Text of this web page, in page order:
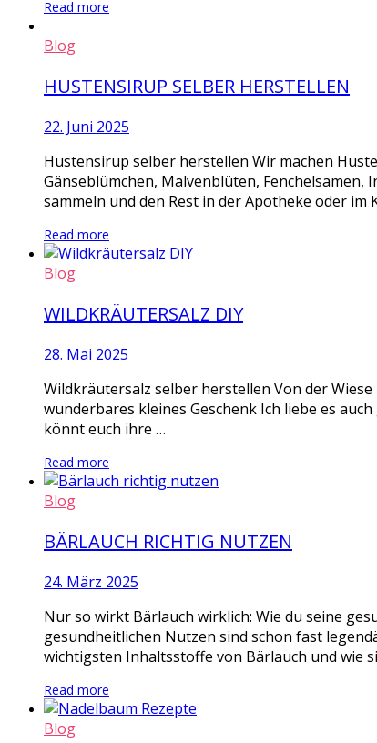
Read more
Blog
HUSTENSIRUP SELBER HERSTELLEN
22. Juni 2025
Hustensirup selber herstellen Wir machen
Gänseblümchen, Malvenblüten,
sammeln und den Rest in der Apotheke oder
Read more
Blog
WILDKRÄUTERSALZ DIY
28. Mai 2025
Wildkräutersalz selber herstellen Von der
wunderbares kleines Geschenk Ich liebe es
könnt euch ihre …
Read more
Blog
BÄRLAUCH RICHTIG NUTZEN
24. März 2025
Nur so wirkt Bärlauch wirklich: Wie du seine
gesundheitlichen Nutzen sind schon fast
wichtigsten Inhaltsstoffe von Bärlauch und wie
Read more
Blog